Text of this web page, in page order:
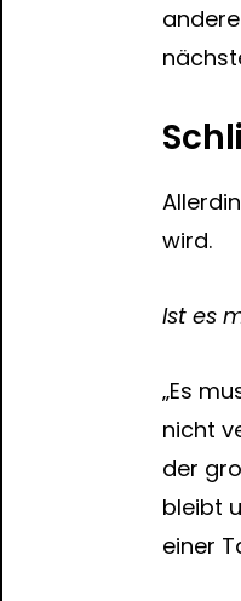
wird.
Ist es
„Es
nicht
der
bleibt
einer